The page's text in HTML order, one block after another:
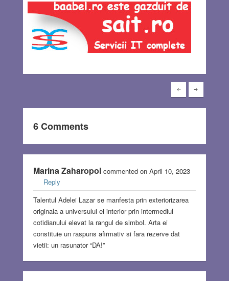
6 Comments
Marina Zaharopol commented on April 10, 2023
Reply
Talentul Adelei Lazar se manfesta prin exteriorizarea
originala a universului ei interior prin intermediul
cotidianului elevat la rangul de simbol. Arta ei
constituie un raspuns afirmativ si fara rezerve dat
vietii: un rasunator “DA!”